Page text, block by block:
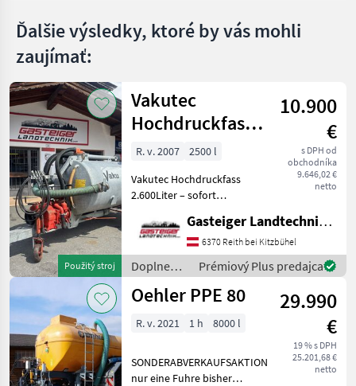
Ďalšie výsledky, ktoré by vás mohli
zaujímať:
Použitý stroj
Vakutec
Hochdruckfass
2600 Liter
10.900
€
s DPH od
obchodníka
9.646,02 €
netto
R. v. 2007
2500 l
Vakutec Hochdruckfass
2.600Liter – sofort
steht ein Vakutec
Hochdruckfass mit 2.500
Litern Fassungsvermögen,
Baujahr 2007 Das Fass wu
Gasteiger Landtechnik GmbH
6370 Reith bei Kitzbühel
Doplnenie
živin a
polievanie
Prémiový Plus predajca
Oehler PPE 80
29.990
€
19 % s DPH
25.201,68 €
netto
R. v. 2021 1 h 8000 l
SONDERABVERKAUFSAKTION
nur eine Fuhre bisher